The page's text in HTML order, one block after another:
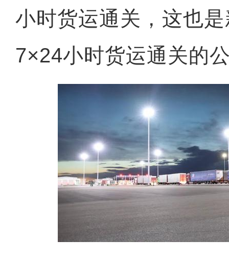
小时货运通关，这也
7×24小时货运通关的